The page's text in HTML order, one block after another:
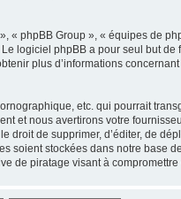
phpBB Group », « équipes de
. Le logiciel phpBB a pour seul but
plus d’informations
etc. qui pourrait
nous avertirons votre
de supprimer, d’éditer, de
soient stockées dans notre base
de piratage visant à compromettre